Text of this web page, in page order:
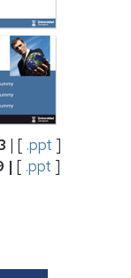
| [ .ppt ]
| [ .ppt ]